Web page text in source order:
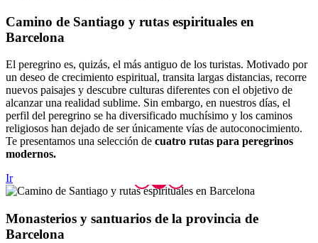
Camino de Santiago y rutas espirituales en
Barcelona
El peregrino es, quizás, el más antiguo de los turistas. Motivado por
un deseo de crecimiento espiritual, transita largas distancias, recorre
nuevos paisajes y descubre culturas diferentes con el objetivo de
alcanzar una realidad sublime. Sin embargo, en nuestros días, el
perfil del peregrino se ha diversificado muchísimo y los caminos
religiosos han dejado de ser únicamente vías de autoconocimiento.
Te presentamos una selección de cuatro rutas para peregrinos
modernos.
Ir
Monasterios y santuarios de la provincia de
Barcelona